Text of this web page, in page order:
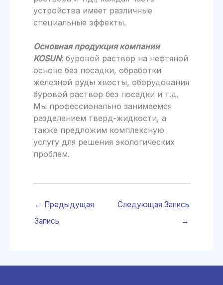
устройства имеет различные
специальные эффекты.
Основная продукция компании
KOSUN: буровой раствор на нефтяной
основе без посадки, обработки
железной руды хвосты, оборудования
буровой раствор без посадки и т.д.
Мы профессионально занимаемся
разделением тверд-жидкости, а
также предложим комплексную
услугу для решения экологических
проблем.
← Предыдущая
Запись
Следующая Запись
→